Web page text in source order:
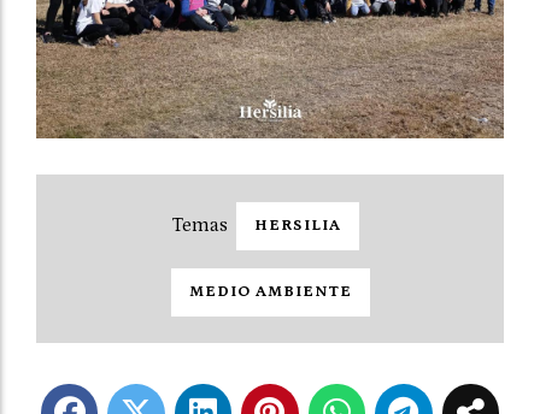
HERSILIA
MEDIO AMBIENTE